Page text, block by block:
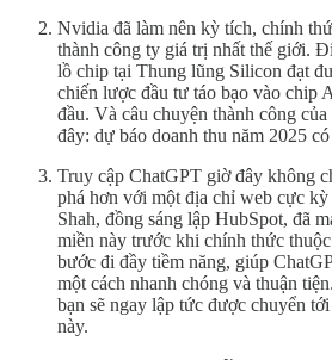
Nvidia đã làm nên kỳ tích, chính
thành công ty giá trị nhất thế giới.
lồ chip tại Thung lũng Silicon đạt
chiến lược đầu tư táo bạo vào chip
đầu. Và câu chuyện thành công
đây: dự báo doanh thu năm 2025
Truy cập ChatGPT giờ đây không
phá hơn với một địa chỉ web cực kỳ
Shah, đồng sáng lập HubSpot, đã
miền này trước khi chính thức
bước đi đầy tiềm năng, giúp
một cách nhanh chóng và thuận
bạn sẽ ngay lập tức được chuyển
này.